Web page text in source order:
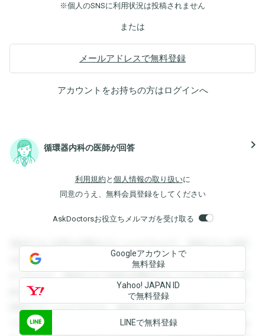
※個人のSNSに利用状況は投稿されません
または
メールアドレスで無料登録
アカウントをお持ちの方はログインへ
循環器内科の医師が回答 navigate_next
利用規約 と 個人情報の取り扱いに
同意のうえ、無料会員登録をしてください
AskDoctorsお役立ちメルマガを受け取る
登録すると回答を閲覧することができます。登録すると回答
を閲覧することができます。登録すると回答を閲覧すること
ができます。登録すると回答を閲覧することができます。登
録すると回答を閲覧することができます。登録すると回答を
閲覧することができます。登録すると回答を閲覧することが
できます。登録すると回答を閲覧することができます。登録
Googleアカウントで
無料登録
Yahoo! JAPAN ID
で無料登録
LINEで無料登録